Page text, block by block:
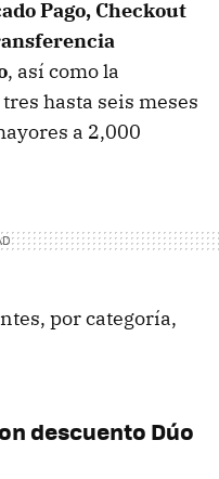
Pago, Checkout
, así como la
hasta seis meses
a 2,000
por categoría,
descuento Dúo